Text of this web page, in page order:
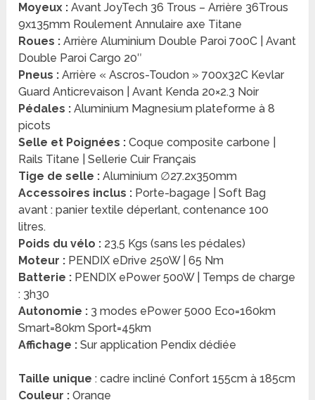
Moyeux : Avant JoyTech 36 Trous – Arrière 36Trous
9x135mm Roulement Annulaire axe Titane
Roues : Arrière Aluminium Double Paroi 700C | Avant
Double Paroi Cargo 20″
Pneus : Arrière « Ascros-Toudon » 700x32C Kevlar
Guard Anticrevaison | Avant Kenda 20×2.3 Noir
Pédales : Aluminium Magnesium plateforme à 8
picots
Selle et Poignées : Coque composite carbone |
Rails Titane | Sellerie Cuir Français
Tige de selle : Aluminium ∅27.2x350mm
Accessoires inclus : Porte-bagage | Soft Bag
avant : panier textile déperlant, contenance 100
litres.
Poids du vélo : 23,5 Kgs (sans les pédales)
Moteur : PENDIX eDrive 250W | 65 Nm
Batterie : PENDIX ePower 500W | Temps de charge
: 3h30
Autonomie : 3 modes ePower 5000 Eco=160km
Smart=80km Sport=45km
Affichage : Sur application Pendix dédiée
Taille unique : cadre incliné Confort 155cm à 185cm
Couleur : Orange